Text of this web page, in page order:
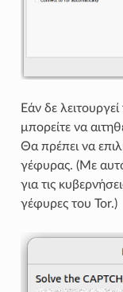
Εάν δε
μπορείτε να
Θα πρέπει να
γέφυρας. (Με
για τις
γέφυρες του Tor.)